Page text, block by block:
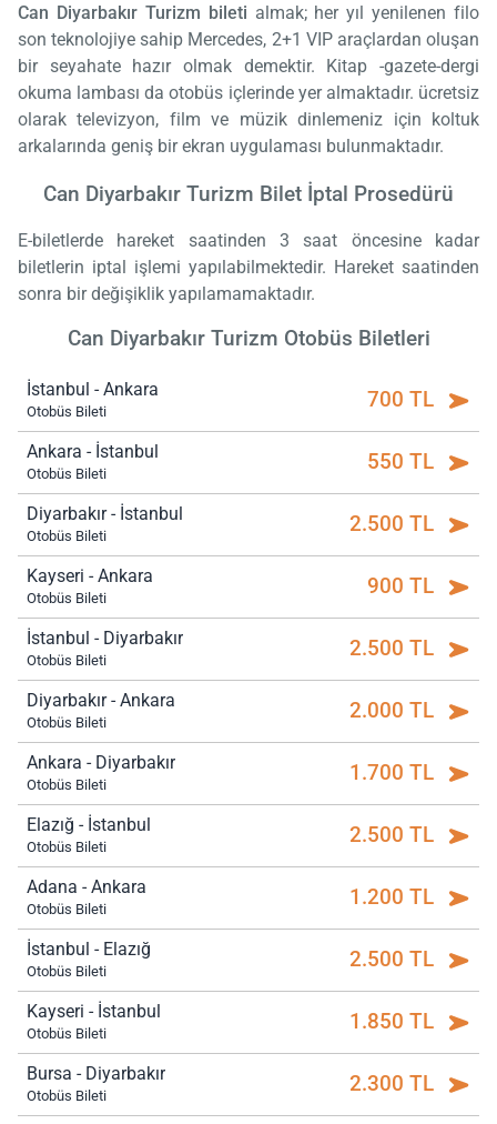
Can Diyarbakır Turizm bileti almak; her yıl yenilenen filo
son teknolojiye sahip Mercedes, 2+1 VIP araçlardan oluşan
bir seyahate hazır olmak demektir. Kitap -gazete-dergi
okuma lambası da otobüs içlerinde yer almaktadır. ücretsiz
olarak televizyon, film ve müzik dinlemeniz için koltuk
arkalarında geniş bir ekran uygulaması bulunmaktadır.
Can Diyarbakır Turizm Bilet İptal Prosedürü
E-biletlerde hareket saatinden 3 saat öncesine kadar
biletlerin iptal işlemi yapılabilmektedir. Hareket saatinden
sonra bir değişiklik yapılamamaktadır.
Can Diyarbakır Turizm Otobüs Biletleri
İstanbul - Ankara
Otobüs Bileti 700 TL
Ankara - İstanbul
Otobüs Bileti 550 TL
Diyarbakır - İstanbul
Otobüs Bileti 2.500 TL
Kayseri - Ankara
Otobüs Bileti 900 TL
İstanbul - Diyarbakır
Otobüs Bileti 2.500 TL
Diyarbakır - Ankara
Otobüs Bileti 2.000 TL
Ankara - Diyarbakır
Otobüs Bileti 1.700 TL
Elazığ - İstanbul
Otobüs Bileti 2.500 TL
Adana - Ankara
Otobüs Bileti 1.200 TL
İstanbul - Elazığ
Otobüs Bileti 2.500 TL
Kayseri - İstanbul
Otobüs Bileti 1.850 TL
Bursa - Diyarbakır
Otobüs Bileti 2.300 TL